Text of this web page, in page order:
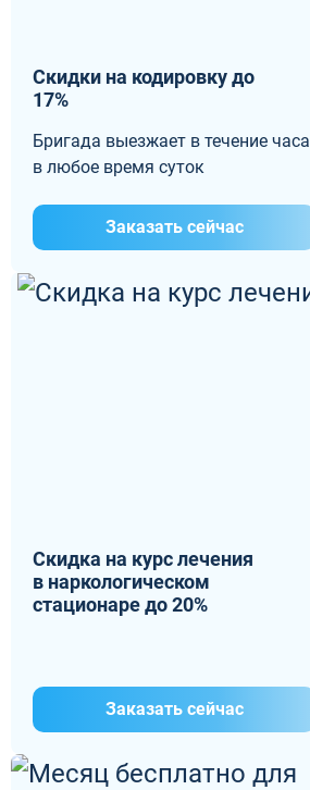
Скидки на кодировку до
17%
Бригада выезжает в течение часа
в любое время суток
Заказать сейчас
Скидка на курс лечения
в наркологическом
стационаре до 20%
Заказать сейчас